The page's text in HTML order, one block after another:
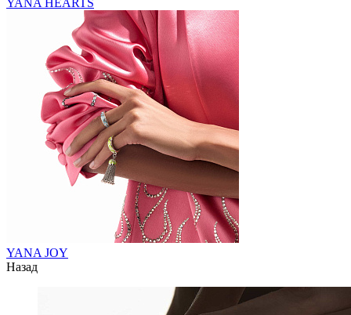
YANA HEARTS
YANA JOY
Назад